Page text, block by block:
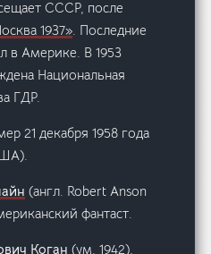
СССР, после
1937». Последние
в Америке. В 1953
Национальная
ГДР.
21 декабря 1958 года
(англ. Robert Anson
фантаст.
Коган (ум. 1942),